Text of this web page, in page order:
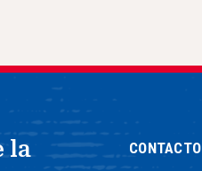
la
CONTACTO